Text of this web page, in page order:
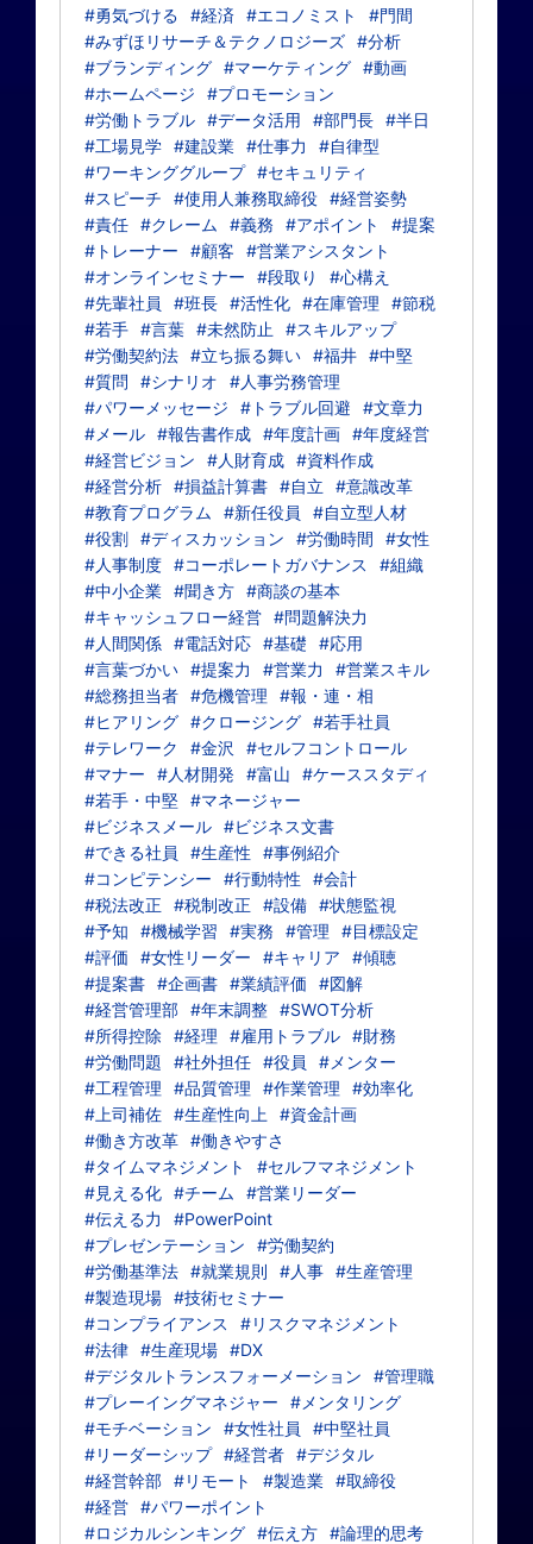
#勇気づける
#経済 #エコノミスト
#門間
#みずほリサーチ＆テクノロジーズ #分析
#ブランディング #マーケティング #動画
#ホームページ
#プロモーション
#労働トラブル #データ活用 #部門長 #半日
#工場見学 #建設業 #仕事力
#自律型
#ワーキンググループ #セキュリティ
#スピーチ
#使用人兼務取締役 #経営姿勢
#責任 #クレーム #義務 #アポイント
#提案
#トレーナー
#顧客
#営業アシスタント
#オンラインセミナー
#段取り
#心構え
#先輩社員
#班長 #活性化 #在庫管理
#節税
#若手 #言葉 #未然防止
#スキルアップ
#労働契約法 #立ち振る舞い #福井 #中堅
#質問
#シナリオ
#人事労務管理
#パワーメッセージ
#トラブル回避
#文章力
#メール #報告書作成 #年度計画 #年度経営
#経営ビジョン
#人財育成 #資料作成
#経営分析 #損益計算書 #自立
#意識改革
#教育プログラム
#新任役員
#自立型人材
#役割 #ディスカッション #労働時間
#女性
#人事制度 #コーポレートガバナンス
#組織
#中小企業 #聞き方 #商談の基本
#キャッシュフロー経営 #問題解決力
#人間関係 #電話対応 #基礎
#応用
#言葉づかい #提案力 #営業力
#営業スキル
#総務担当者 #危機管理
#報・連・相
#ヒアリング #クロージング #若手社員
#テレワーク
#金沢
#セルフコントロール
#マナー
#人材開発 #富山
#ケーススタディ
#若手・中堅 #マネージャー
#ビジネスメール #ビジネス文書
#できる社員
#生産性
#事例紹介
#コンピテンシー
#行動特性
#会計
#税法改正
#税制改正 #設備 #状態監視
#予知
#機械学習 #実務 #管理
#目標設定
#評価
#女性リーダー #キャリア
#傾聴
#提案書 #企画書 #業績評価
#図解
#経営管理部 #年末調整 #SWOT分析
#所得控除
#経理 #雇用トラブル #財務
#労働問題
#社外担任 #役員
#メンター
#工程管理
#品質管理 #作業管理
#効率化
#上司補佐 #生産性向上
#資金計画
#働き方改革 #働きやすさ
#タイムマネジメント
#セルフマネジメント
#見える化 #チーム
#営業リーダー
#伝える力
#PowerPoint
#プレゼンテーション
#労働契約
#労働基準法 #就業規則 #人事 #生産管理
#製造現場 #技術セミナー
#コンプライアンス
#リスクマネジメント
#法律 #生産現場 #DX
#デジタルトランスフォーメーション
#管理職
#プレーイングマネジャー
#メンタリング
#モチベーション
#女性社員
#中堅社員
#リーダーシップ #経営者 #デジタル
#経営幹部 #リモート #製造業 #取締役
#経営 #パワーポイント
#ロジカルシンキング #伝え方 #論理的思考